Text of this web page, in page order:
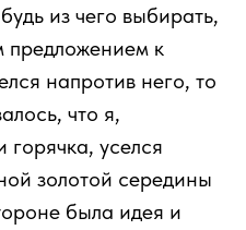
из чего выбирать,
предложением к
напротив него, то
что я,
уселся
золотой середины
была идея и